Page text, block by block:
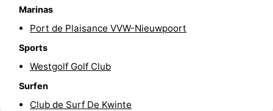
Forum
Route
Marinas
Port de Plaisance VVW-Nieuwpoort
Sports
Westgolf Golf Club
Surfen
Club de Surf De Kwinte